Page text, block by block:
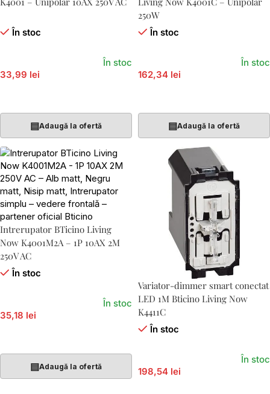
În stoc
33,99 lei
În stoc
▤Adaugă la ofertă
250W
În stoc
162,34 lei
În stoc
▤Adaugă la ofertă
Intrerupator BTicino Living
Now K4001M2A – 1P 10AX 2M
250V AC
În stoc
35,18 lei
În stoc
▤Adaugă la ofertă
Variator-dimmer smart conectat
LED 1M Bticino Living Now
K4411C
În stoc
198,54 lei
În stoc